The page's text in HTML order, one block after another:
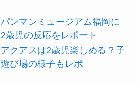
ンマンミュージアム福岡に
歳児の反応をレポート
クアスは2歳児楽しめる？子
び場の様子もレポ